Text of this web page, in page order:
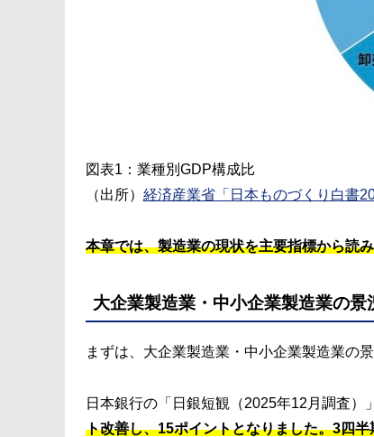
図表1：業種別GDP構成比
（出所） 経済産業省「日本ものづくり白書
本章では、製造業の現状を主要指標から読
大企業製造業・中小企業製造業の景
まずは、大企業製造業・中小企業製造業の
日本銀行の「日銀短観（2025年12月調査）
ト改善し、15ポイントとなりました。3四